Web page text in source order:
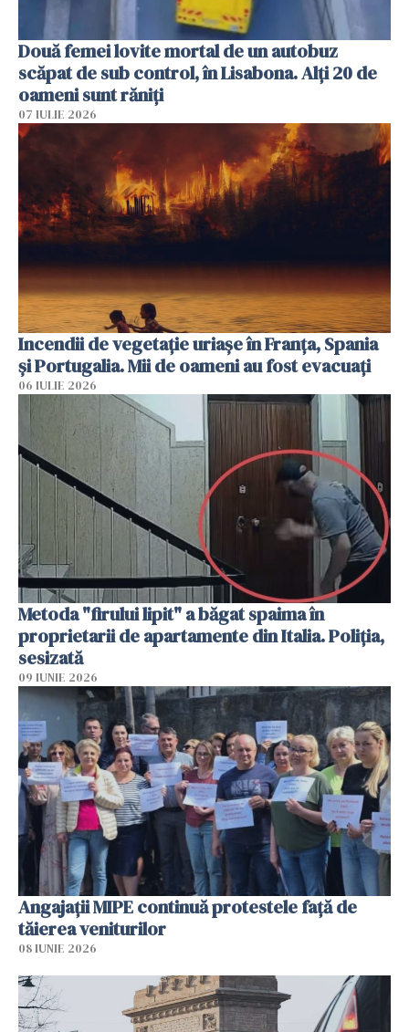
Două femei lovite mortal de un autobuz
scăpat de sub control, în Lisabona. Alți 20 de
oameni sunt răniți
07 IULIE 2026
Incendii de vegetație uriașe în Franța, Spania
și Portugalia. Mii de oameni au fost evacuați
06 IULIE 2026
Metoda "firului lipit" a băgat spaima în
proprietarii de apartamente din Italia. Poliția,
sesizată
09 IUNIE 2026
Angajaţii MIPE continuă protestele faţă de
tăierea veniturilor
08 IUNIE 2026